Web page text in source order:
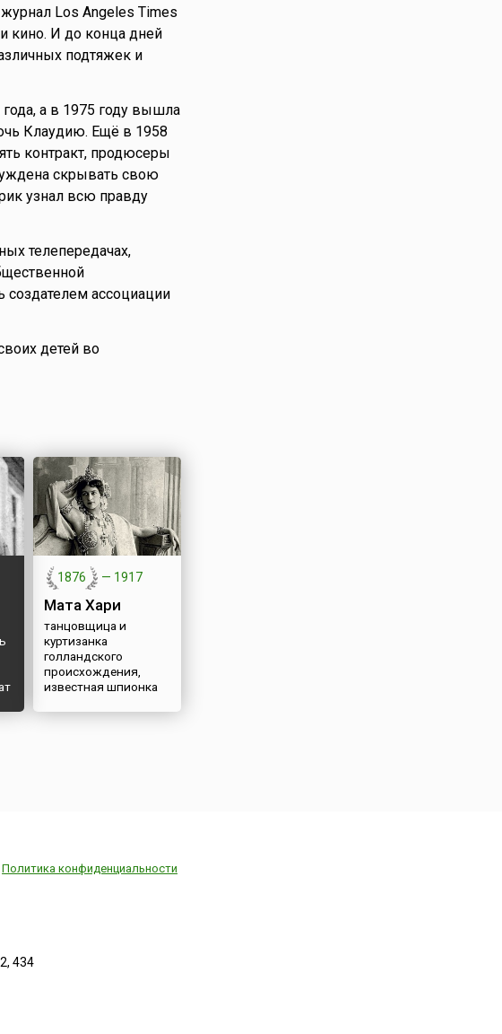
Los Angeles Times
кино. И до конца дней
подтяжек и
а в 1975 году вышла
Клаудию. Ещё в 1958
контракт, продюсеры
скрывать свою
узнал всю правду
телепередачах,
ассоциации
детей во
1876 — 1917
Мата Хари
танцовщица и
куртизанка
голландского
происхождения,
известная шпионка
Политика конфиденциальности
434